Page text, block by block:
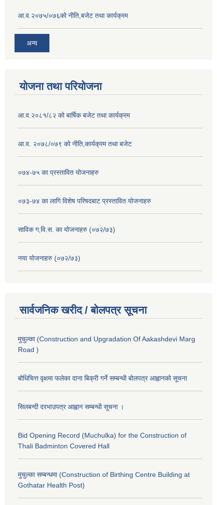
आ.व.२०७५/०७६को नीति,बजेट तथा कार्यक्रम
अन्य
योजना तथा परियोजना
आ.व.२०८१/८२ को बार्षिक बजेट तथा कार्यक्रम
आ.व. २०७८/०७९ को नीति,कार्यक्रम तथा बजेट
०७४-७५ का प्रस्तावित योजनाहरु
०७३-७४ का लागि विशेष परिषदबाट प्रस्तावित योजनाहरु
साविक ग,वि.स. का योजनाहरु (०७२/७३)
नया योजनाहरु (०७२/७३)
सार्वजनिक खरीद / बोलपत्र सूचना
मुचुल्का (Construction and Upgradation Of Aakashdevi Marg
Road )
बोधिचित्त वृक्षमा फलेका दाना बिक्री गर्ने सम्बन्धी बोलपत्र आह्वानको सूचना
सिलबन्दी दरभाउपत्र आह्वान सम्बन्धी सूचना ।
Bid Opening Record (Muchulka) for the Construction of
Thali Badminton Covered Hall
मुचुल्का सम्बन्धमा (Construction of Birthing Centre Building at
Gothatar Health Post)